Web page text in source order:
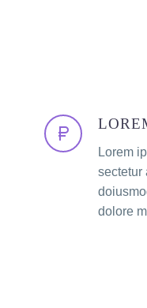
Lorem
sectetur
dolore